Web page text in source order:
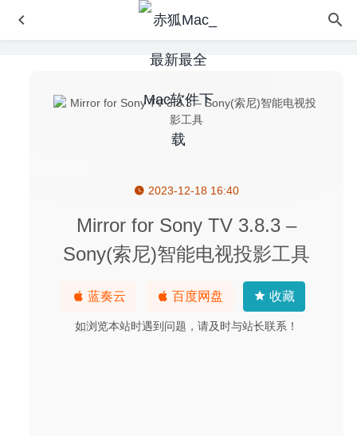
2023-12-18 16:40
Mirror for Sony TV 3.8.3 –
Sony(索尼)智能电视投影工具
蓝奏云 百度网盘 收藏
如浏览本站时遇到问题，请及时与站长联系！
Ethernet Status 6.0 – LAN/以太网网络连接状态监测工具
iSkysoft Video Converter Ultimate 11.6.5.2 for Mac中文版-
全能视频格式转换器 2020-03-20
beaTunes 5.2.7 for Mac- 优秀的iTunes音乐管理播放工具
2020-03-31
Adobe Animate 2024 24.0.3 中文版-动画特效设计及合成工